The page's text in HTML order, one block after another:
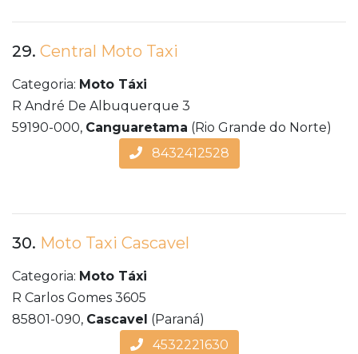
29. Central Moto Taxi
Categoria: Moto Táxi
R André De Albuquerque 3
59190-000, Canguaretama (Rio Grande do Norte)
8432412528
30. Moto Taxi Cascavel
Categoria: Moto Táxi
R Carlos Gomes 3605
85801-090, Cascavel (Paraná)
4532221630